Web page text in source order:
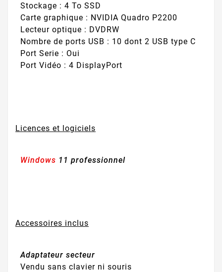
Stockage : 4 To SSD
Carte graphique : NVIDIA Quadro P2200
Lecteur optique : DVDRW
Nombre de ports USB : 10 dont 2 USB type C
Port Serie : Oui
Port Vidéo : 4 DisplayPort
Licences et logiciels
Windows 11 professionnel
Accessoires inclus
Adaptateur secteur
Vendu sans clavier ni souris